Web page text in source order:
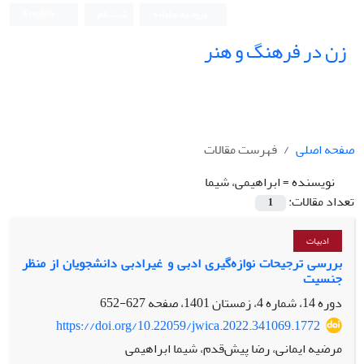
زن در فرهنگ و هنر
صفحه اصلی
فهرست مقالات
نویسنده =ابراهیمی، شیما
تعداد مقالات:
1
ادبیات
بررسی ترجیحات نوازه‌گیری ادبی و غیرادبی دانشجویان از منظر
جنسیت
دوره 14، شماره 4، زمستان 1401، صفحه
627-652
https://doi.org/10.22059/jwica.2022.341069.1772
مرضیه ایمانی، رضا پیش‌قدم، شیما ابراهیمی